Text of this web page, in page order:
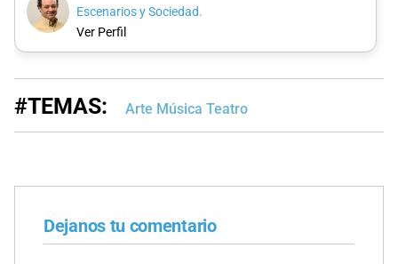
Escenarios y Sociedad.
Ver Perfil
#TEMAS: Arte Música Teatro
Dejanos tu comentario